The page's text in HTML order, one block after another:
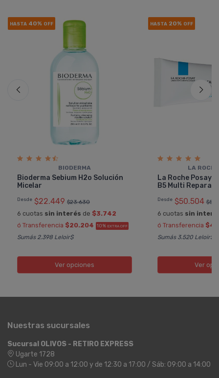
HASTA40% OFF
BIODERMA
Bioderma Sebium H2o Solución
Micelar
Desde $22.449 $23.630
6 cuotas sin interés de $3.742
ó Transferencia $20.204 10% EXTRA OFF
Sumás 2.398 Leloir$
Ver opciones
HASTA20% OFF
LA
La Roche Posay
B5 Multi
Desde $50.504
6 cuotas sin
ó Transferencia
Sumás 3.520 Leloir$
Ver
Nuestras sucursales
Sucursal OLIVOS - RETIRO EXPRESS
Ugarte 1728
Lun - Vie 09:00 a 12:00 y de 12:30 a 17:00 / Sáb: 09:00 a 14:00